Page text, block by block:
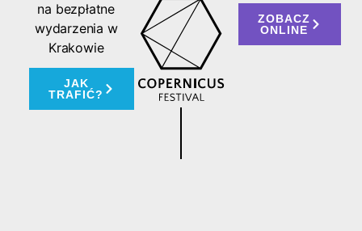
na bezpłatne
wydarzenia w
Krakowie
JAK
TRAFIĆ?
ZOBACZ
ONLINE